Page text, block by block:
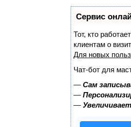
Сервис
Тот, кто
клиентам о
Для новых
Чат-бот для
— Сам
—
—